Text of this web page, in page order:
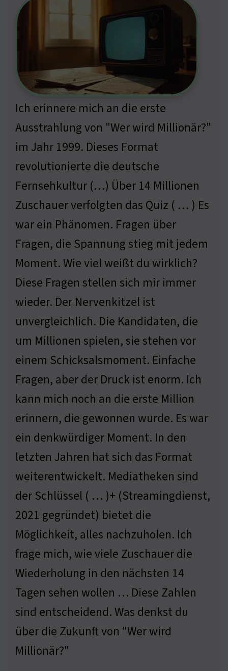
Ich erinnere mich an die erste
Ausstrahlung von "Wer wird Millionär?"
im Jahr 1999. Dieses Format
revolutionierte die deutsche
Fernsehkultur (…) Über 14 Millionen
Zuschauer verfolgten das Quiz ( … ) Es
war ein Phänomen. Fragen über
Fragen, die Spannung stieg mit jedem
Moment. Wie viel weißt du wirklich?
Diese Fragen stellen sich mir immer
wieder. Der Nervenkitzel ist
unvergleichlich. Die Kandidaten, die
um Millionen spielen, sie stehen vor
einem Schicksalsmoment. Einfache
Fragen, aber der Druck ist enorm. Ich
kann mich noch an die erste Million
erinnern, die gewonnen wurde. Es war
ein denkwürdiger Moment. In den
letzten Jahren hat sich das Format
weiterentwickelt. Mediatheken sind
der Schlüssel ( … )+ (Streamingdienst,
2021 gegründet) bietet die
Möglichkeit, alles nachzuholen. Ich
frage mich, wie viele Zuschauer die
Wiederholung in den nächsten 14
Tagen sehen wollen … Diese Zahlen
sind entscheidend. Was denkst du
über die Zukunft von "Wer wird
Millionär?"